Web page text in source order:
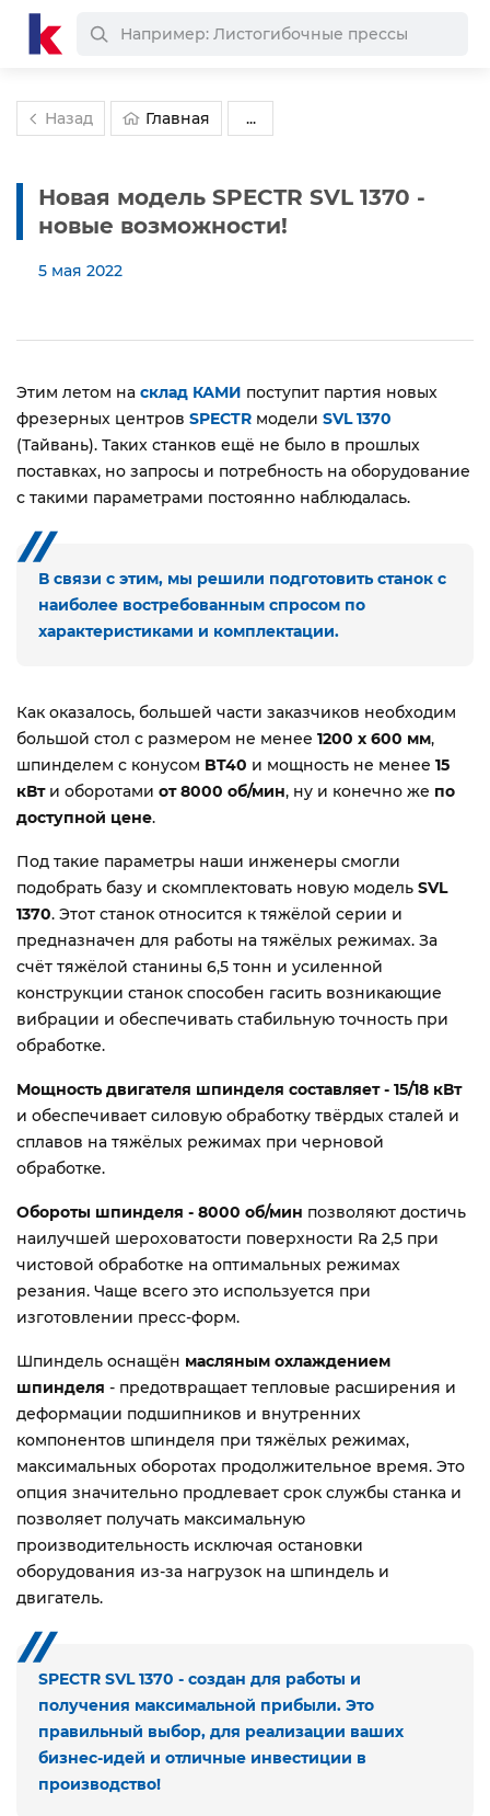
Назад Главная ...
Новая модель SPECTR SVL 1370 -
новые возможности!
5 мая 2022
Этим летом на склад КАМИ поступит партия новых
фрезерных центров SPECTR модели SVL 1370
(Тайвань). Таких станков ещё не было в прошлых
поставках, но запросы и потребность на оборудование
с такими параметрами постоянно наблюдалась.
В связи с этим, мы решили подготовить станок с
наиболее востребованным спросом по
характеристиками и комплектации.
Как оказалось, большей части заказчиков необходим
большой стол с размером не менее 1200 х 600 мм,
шпинделем с конусом BT40 и мощность не менее 15
кВти оборотами от 8000 об/мин, ну и конечно же по
доступной цене.
Под такие параметры наши инженеры смогли
подобрать базу и скомплектовать новую модель SVL
1370. Этот станок относится к тяжёлой серии и
предназначен для работы на тяжёлых режимах. За
счёт тяжёлой станины 6,5 тонн и усиленной
конструкции станок способен гасить возникающие
вибрации и обеспечивать стабильную точность при
обработке.
Мощность двигателя шпинделя составляет - 15/18 кВт
и обеспечивает силовую обработку твёрдых сталей и
сплавов на тяжёлых режимах при черновой
обработке.
Обороты шпинделя - 8000 об/мин позволяют достичь
наилучшей шероховатости поверхности Ra 2,5 при
чистовой обработке на оптимальных режимах
резания. Чаще всего это используется при
изготовлении пресс-форм.
Шпиндель оснащён масляным охлаждением
шпинделя - предотвращает тепловые расширения и
деформации подшипников и внутренних
компонентов шпинделя при тяжёлых режимах,
максимальных оборотах продолжительное время. Это
опция значительно продлевает срок службы станка и
позволяет получать максимальную
производительность исключая остановки
оборудования из-за нагрузок на шпиндель и
двигатель.
SPECTR SVL 1370 - создан для работы и
получения максимальной прибыли. Это
правильный выбор, для реализации ваших
бизнес-идей и отличные инвестиции в
производство!